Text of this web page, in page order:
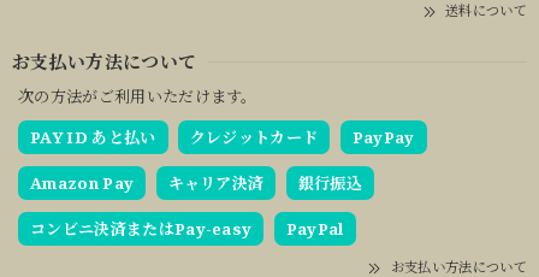
送料について
お支払い方法について
次の方法がご利用いただけます。
PAY ID あと払い
クレジットカード PayPay
Amazon Pay キャリア決済 銀行振込
コンビニ決済またはPay-easy PayPal
お支払い方法について